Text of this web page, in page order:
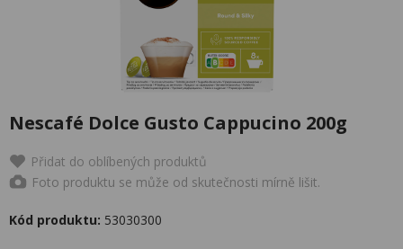
Nescafé Dolce Gusto Cappucino 200g
Přidat do oblíbených produktů
Foto produktu se může od skutečnosti mírně lišit.
Kód produktu: 53030300